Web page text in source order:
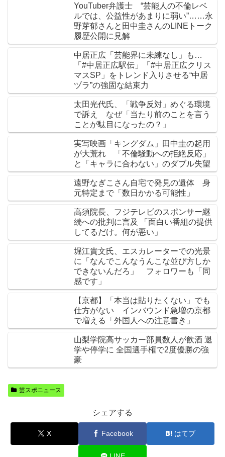
YouTuber弁護士 “芸能人の不倫レベ
ルでは、公益性があまりに弱い”……永
野芽郁さんと田中圭さんのLINEトーク
履歴公開に見解
中居正広「芸能界に未練なし」も…
「#中居正広駅伝」「#中居正広クリス
マスSP」をトレンド入りさせる“中居
ヅラ”の強固な結束力
太田光代氏、「戦争反対」めぐる環境
で訴え なぜ「当たり前のことを言う
ことが駄目になったの？」
実写映画「キングダム」田中圭の起用
が大荒れ 「不倫騒動への拒絶反応」
と「キャラに合わない」のダブル失望
遠野なぎこさん自宅で発見の遺体 身
元特定まで「数日かかる可能性」
高須院長、フジテレビのスポンサー継
続への批判に言及 「面白い番組の提供
してるだけ。何が悪い」
堀江貴文氏、エスカレーターでの光景
に「なんでこんなうんこな並び方しか
できないんだろ」 フォロワーも「同
感です」
【京都】「本当は貼りたくない」でも
仕方がない インバウンド急増の京都
で増える「外国人への注意書き」
山梨学院高サッカー部員数人が飲酒 退
学や停学に 全国選手権で2度優勝の強
豪
芸スポニュース
シェアする
X Facebook はてブ